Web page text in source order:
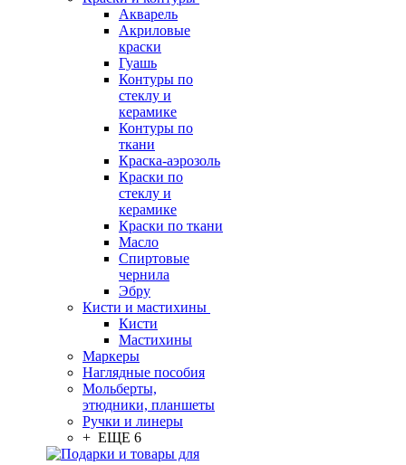
Акварель
Акриловые
краски
Гуашь
Контуры по
стеклу и
керамике
Контуры по
ткани
Краска-аэрозоль
Краски по
стеклу и
керамике
Краски по ткани
Масло
Спиртовые
чернила
Эбру
Кисти и мастихины
Кисти
Мастихины
Маркеры
Наглядные пособия
Мольберты,
этюдники, планшеты
Ручки и линеры
+ ЕЩЕ 6